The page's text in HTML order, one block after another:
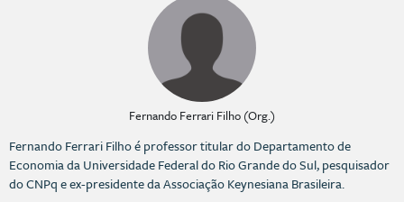
Fernando Ferrari Filho (Org.)
Fernando Ferrari Filho é professor titular do Departamento de
Economia da Universidade Federal do Rio Grande do Sul, pesquisador
do CNPq e ex-presidente da Associação Keynesiana Brasileira.